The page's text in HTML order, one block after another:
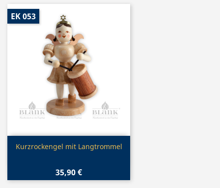
Vorschau
Kurzrockengel mit Langtrommel
35,90 €
EK 053